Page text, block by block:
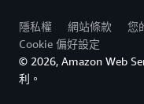
隱私權 網站條款
您
Cookie 偏好設定
© 2026, Amazon Web
利。